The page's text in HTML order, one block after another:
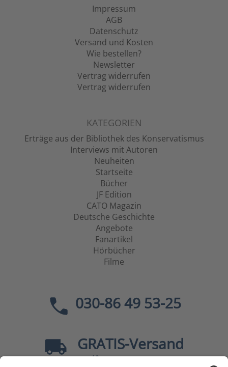
Impressum
AGB
Datenschutz
Versand und Kosten
Wie bestellen?
Newsletter
Vertrag widerrufen
Vertrag widerrufen
KATEGORIEN
Erträge aus der Bibliothek des Konservatismus
Interviews mit Autoren
Neuheiten
Startseite
Bücher
JF Edition
CATO Magazin
Deutsche Geschichte
Angebote
Fanartikel
Hörbücher
Filme
030-86 49 53-25
GRATIS-Versand
40